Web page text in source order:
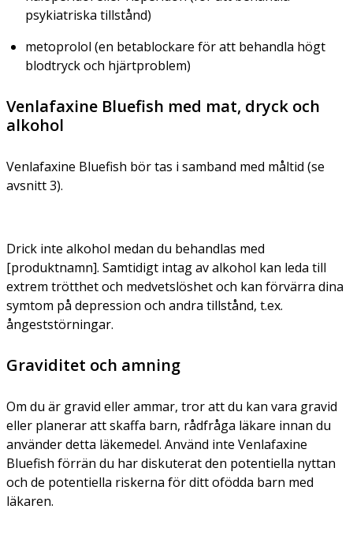
psykiatriska tillstånd)
metoprolol (en betablockare för att behandla högt
blodtryck och hjärtproblem)
Venlafaxine Bluefish med mat, dryck och
alkohol
Venlafaxine Bluefish bör tas i samband med måltid (se
avsnitt 3).
Drick inte alkohol medan du behandlas med
[produktnamn]. Samtidigt intag av alkohol kan leda till
extrem trötthet och medvetslöshet och kan förvärra dina
symtom på depression och andra tillstånd, t.ex.
ångeststörningar.
Graviditet och amning
Om du är gravid eller ammar, tror att du kan vara gravid
eller planerar att skaffa barn, rådfråga läkare innan du
använder detta läkemedel. Använd inte Venlafaxine
Bluefish förrän du har diskuterat den potentiella nyttan
och de potentiella riskerna för ditt ofödda barn med
läkaren.